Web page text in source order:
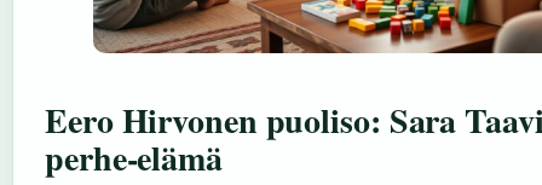
Eero Hirvonen puoliso: Sara
perhe-elämä